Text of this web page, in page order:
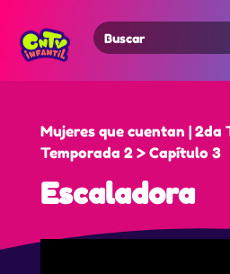
Search
for:
Mujeres que cuentan | 2da
Temporada 2 > Capítulo 3
Escaladora